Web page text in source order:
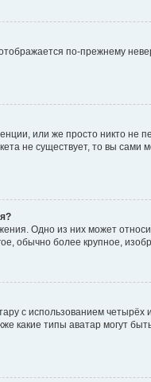
по-прежнему
или же просто никто
не существует, то вы
Одно из них может
обычно более крупное,
с использованием
какие типы аватар могут